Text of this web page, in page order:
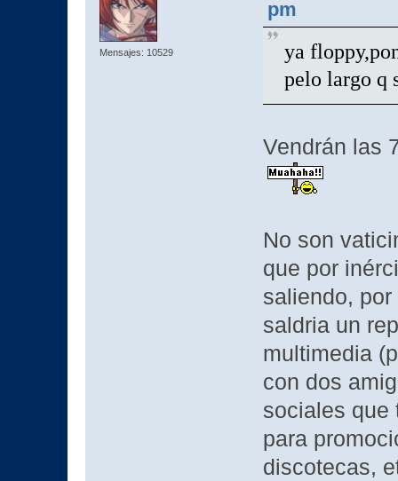
Mensajes: 10529
pm
ya
pelo largo q
Vendrán las
No son
que por
saliendo,
saldria un
multimedia
con dos
sociales que
para
discotecas,